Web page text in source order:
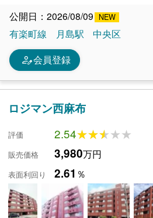
公開日：2026/08/09
有楽町線
月島駅 中央区
person_edit会員登録
ロジマン西麻布
評価 2.54★★★★★
★★★★★
販売価格 3,980万円
表面利回り 2.61 ％